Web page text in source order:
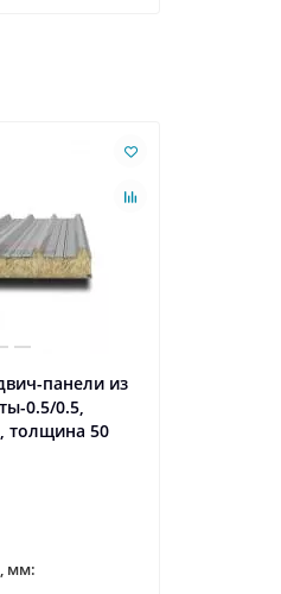
панели из
0.5/0.5,
толщина 50
мм: